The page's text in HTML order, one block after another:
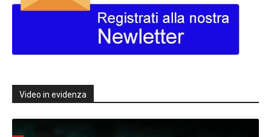
Video in evidenza